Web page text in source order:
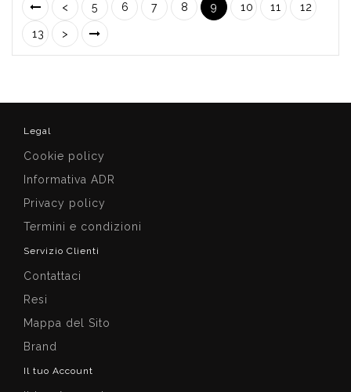
< 5 6 7 8 9 10 11 12
13 >
Legal
Cookie policy
Informativa ADR
Privacy policy
Termini e condizioni
Servizio Clienti
Contattaci
Resi
Mappa del Sito
Brand
Il tuo Account